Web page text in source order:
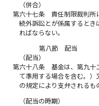
（併合）
第六十七条
責任制限裁判所
続外訴訟とが係属するとき
ればならない。
第八節 配当
（配当）
第六十八条
基金は、第九十
て準用する場合を含む。
の規定により支弁されるも
（配当の時期）